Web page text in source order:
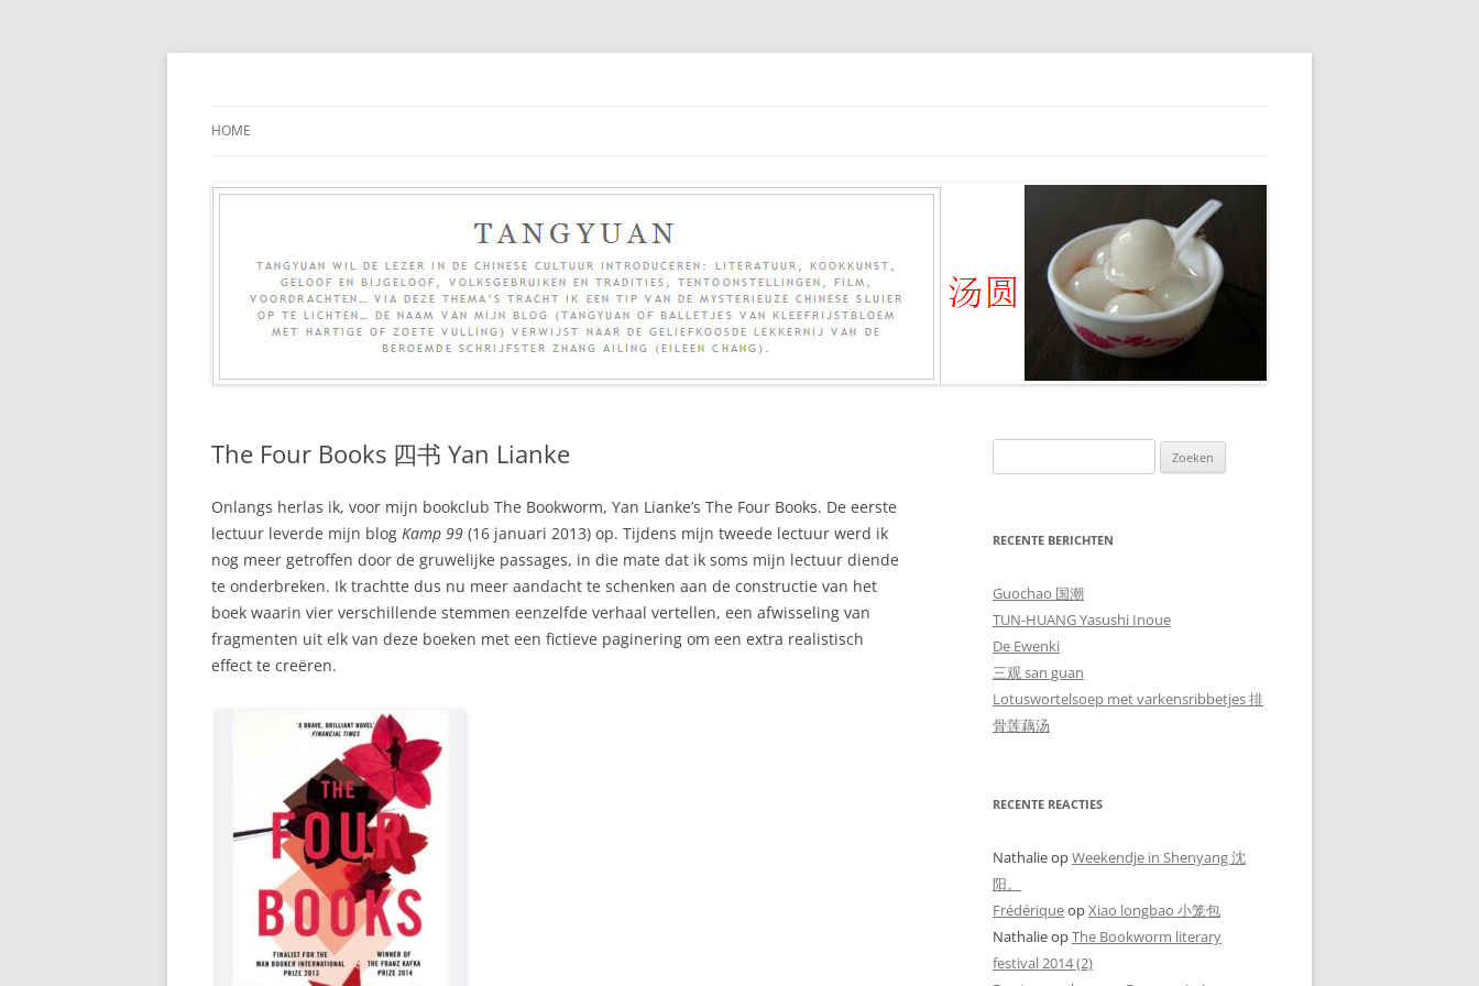
Ga
HOME
The Four Books 四书 Yan Lianke
Onlangs herlas ik, voor mijn bookclub The Bookworm, Yan Lianke’s The Four Books. De eerste
lectuur leverde mijn blog Kamp 99 (16 januari 2013) op. Tijdens mijn tweede lectuur werd ik
nog meer getroffen door de gruwelijke passages, in die mate dat ik soms mijn lectuur diende
te onderbreken. Ik trachtte dus nu meer aandacht te schenken aan de constructie van het
boek waarin vier verschillende stemmen eenzelfde verhaal vertellen, een afwisseling van
fragmenten uit elk van deze boeken met een fictieve paginering om een extra realistisch
effect te creëren.
naar:
RECENTE BERICHTEN
Guochao 国潮
TUN-HUANG Yasushi Inoue
De Ewenki
三观 san guan
Lotuswortelsoep met varkensribbetjes 排
骨莲藕汤
RECENTE REACTIES
NathalieopWeekendje in Shenyang 沈
阳。
FrédériqueopXiao longbao 小笼包
NathalieopThe Bookworm literary
festival 2014 (2)